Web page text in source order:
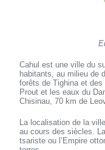
Cahul est une ville du
habitants, au milieu de
forêts de Tighina et
Prout et les eaux du
Chisinau, 70 km de
La localisation de la
au cours des siècles.
tsariste ou l’Empire